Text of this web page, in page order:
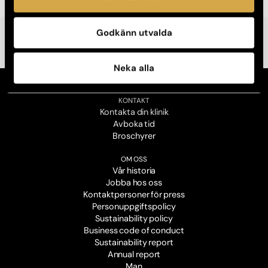
Godkänn utvalda
Neka alla
KONTAKT
Kontakta din klinik
Avboka tid
Broschyrer
OM OSS
Vår historia
Jobba hos oss
Kontaktpersoner för press
Personuppgiftspolicy
Sustainability policy
Business code of conduct
Sustainability report
Annual report